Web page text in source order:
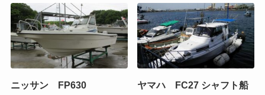
ニッサン FP630 ヤマハ FC27 シャフト船